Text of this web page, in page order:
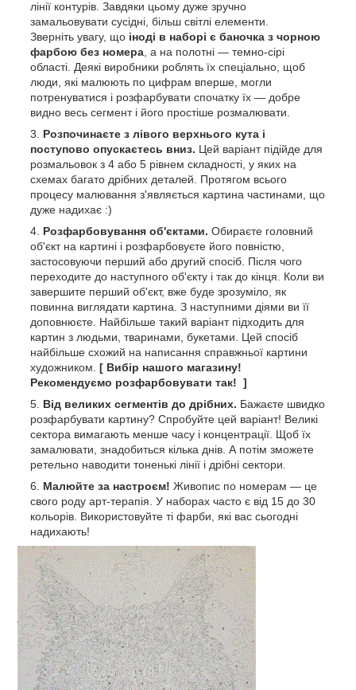
лінії контурів. Завдяки цьому дуже зручно
замальовувати сусідні, більш світлі елементи.
Зверніть увагу, що іноді в наборі є баночка з чорною
фарбою без номера , а на полотні — темно-сірі
області. Деякі виробники роблять їх спеціально, щоб
люди, які малюють по цифрам вперше, могли
потренуватися і розфарбувати спочатку їх — добре
видно весь сегмент і його простіше розмалювати.
Розпочинаєте з лівого верхнього кута і
поступово опускаєтесь вниз. Цей варіант підійде для
розмальовок з 4 або 5 рівнем складності, у яких на
схемах багато дрібних деталей. Протягом всього
процесу малювання з'являється картина частинами, що
дуже надихає :)
Розфарбовування об'єктами. Обираєте головний
об'єкт на картині і розфарбовуєте його повністю,
застосовуючи перший або другий спосіб. Після чого
переходите до наступного об'єкту і так до кінця. Коли ви
завершите перший об'єкт, вже буде зрозуміло, як
повинна виглядати картина. З наступними діями ви її
доповнюєте. Найбільше такий варіант підходить для
картин з людьми, тваринами, букетами. Цей спосіб
найбільше схожий на написання справжньої картини
художником. [ Вибір нашого магазину!
Рекомендуємо розфарбовувати так! ]
Від великих сегментів до дрібних. Бажаєте швидко
розфарбувати картину? Спробуйте цей варіант! Великі
сектора вимагають менше часу і концентрації. Щоб їх
замалювати, знадобиться кілька днів. А потім зможете
ретельно наводити тоненькі лінії і дрібні сектори.
Малюйте за настроєм! Живопис по номерам — це
свого роду арт-терапія. У наборах часто є від 15 до 30
кольорів. Використовуйте ті фарби, які вас сьогодні
надихають!